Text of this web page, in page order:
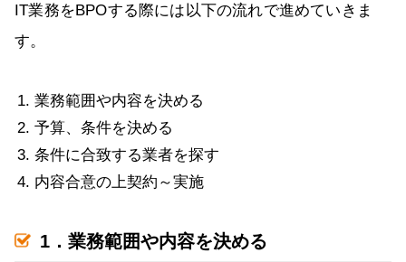
IT業務をBPOする際には以下の流れで進めていきま
す。
業務範囲や内容を決める
予算、条件を決める
条件に合致する業者を探す
内容合意の上契約～実施
1．業務範囲や内容を決める